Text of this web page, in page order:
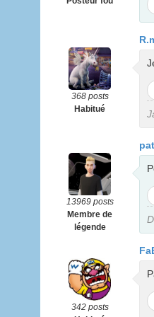
368 posts
Habitué
13969 posts
Membre de
légende
342 posts